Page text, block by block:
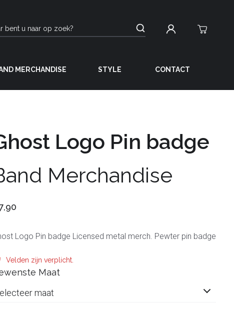
MERCHANDISE STYLE CONTACT
Logo Pin badge
Merchandise
Logo Pin badge Licensed metal merch. Pewter pin badge
Velden zijn verplicht.
Maat
maat